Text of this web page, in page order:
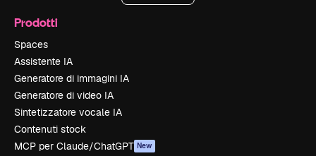
Prodotti
Spaces
Assistente IA
Generatore di immagini IA
Generatore di video IA
Sintetizzatore vocale IA
Contenuti stock
MCP per Claude/ChatGPT New